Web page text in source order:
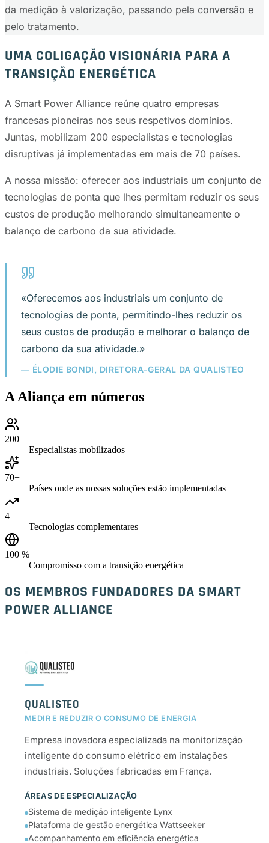
da medição à valorização, passando pela conversão e
pelo tratamento.
UMA COLIGAÇÃO VISIONÁRIA PARA A
TRANSIÇÃO ENERGÉTICA
A Smart Power Alliance reúne quatro empresas
francesas pioneiras nos seus respetivos domínios.
Juntas, mobilizam 200 especialistas e tecnologias
disruptivas já implementadas em mais de 70 países.
A nossa missão: oferecer aos industriais um conjunto de
tecnologias de ponta que lhes permitam reduzir os seus
custos de produção melhorando simultaneamente o
balanço de carbono da sua atividade.
«Oferecemos aos industriais um conjunto de
tecnologias de ponta, permitindo-lhes reduzir os
seus custos de produção e melhorar o balanço de
carbono da sua atividade.»
— ÉLODIE BONDI, DIRETORA-GERAL DA QUALISTEO
A Aliança em números
200
Especialistas mobilizados
70+
Países onde as nossas soluções estão implementadas
4
Tecnologias complementares
100 %
Compromisso com a transição energética
OS MEMBROS FUNDADORES DA SMART
POWER ALLIANCE
QUALISTEO
MEDIR E REDUZIR O CONSUMO DE ENERGIA
Empresa inovadora especializada na monitorização
inteligente do consumo elétrico em instalações
industriais. Soluções fabricadas em França.
ÁREAS DE ESPECIALIZAÇÃO
Sistema de medição inteligente Lynx
Plataforma de gestão energética Wattseeker
Acompanhamento em eficiência energética